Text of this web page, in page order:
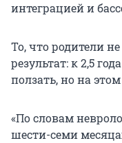
интеграцией и
То, что родители
результат: к 2,5
ползать, но на
«По словам
шести-семи